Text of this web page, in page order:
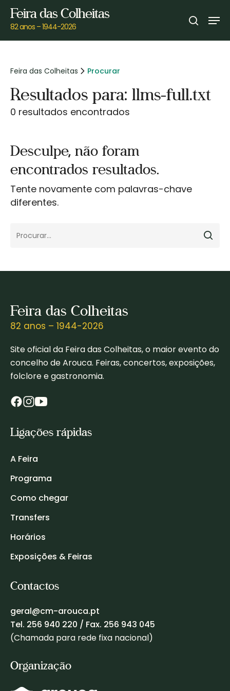
Skip
main
Feira das Colheitas
82 anos – 1944-2026 search
Feira das Colheitas Procurar
Resultados para: llms-full.txt
0 resultados encontrados
Desculpe, não foram
encontrados resultados.
Tente novamente com palavras-chave
diferentes.
Feira das Colheitas
82 anos – 1944-2026
Site oficial da Feira das Colheitas, o maior evento do
concelho de Arouca. Feiras, concertos, exposições,
folclore e gastronomia.
Ligações rápidas
A Feira
Programa
Como chegar
Transfers
Horários
Exposições & Feiras
Contactos
geral@cm-arouca.pt
Tel. 256 940 220 / Fax. 256 943 045
(Chamada para rede fixa nacional)
Organização